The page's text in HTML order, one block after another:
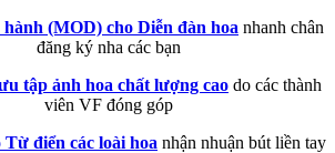
hành (MOD) cho Diễn đàn hoa nhanh chân
đăng ký nha các bạn
tập ảnh hoa chất lượng cao do các thành
viên VF đóng góp
Từ điển các loài hoa nhận nhuận bút liền tay